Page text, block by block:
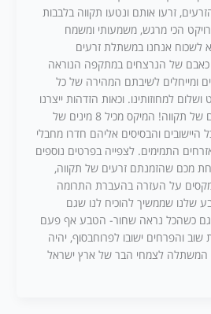
זרעו אותם ונטעו תקווה בלבבות
הכי מרגש, משמעותי ומשמח
לשכוח אנחנו במשתלת זרעים
כאבם של הנרצחים במתקפה הנוראה
ומייחלים לשיבתם המהירה של כל
למחוזותינו. וכאות הזדהות ייצרנו
מיקס זרעים חדש – זרעים של תקווה! המיקס מכיל 8 מינים של
היישובים והבסיסים אליהם חדרו מחבלי
התמימים. לצפייה בפרטים נוספים
מכם שהזמנתם זרעים של תקווה,
על העזרה בהעברת התרומה
שלנו שממשיך להוכיח לנו שגם
כשהכל נראה שחור- הטבע אף פעם
והפרחים ישובו לפרוחבסוף, יהיה
– המשתלה לצמחי הבר של ארץ ישראל